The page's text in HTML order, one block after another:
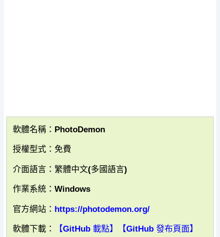
軟體名稱：PhotoDemon
授權型式：免費
介面語言：繁體中文(多國語言)
作業系統：Windows
官方網站： https://photodemon.org/
軟體下載： 【GitHub 載點】 【GitHub 發布頁面】